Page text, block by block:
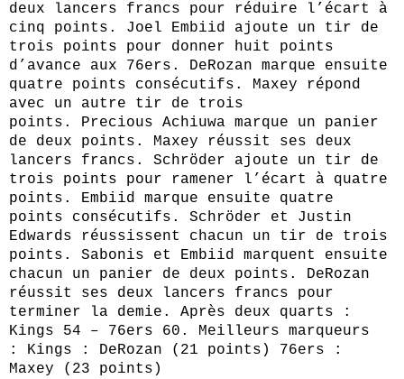
deux lancers francs pour réduire l’écart à
cinq points. Joel Embiid ajoute un tir de
trois points pour donner huit points
d’avance aux 76ers. DeRozan marque ensuite
quatre points consécutifs. Maxey répond
avec un autre tir de trois
points. Precious Achiuwa marque un panier
de deux points. Maxey réussit ses deux
lancers francs. Schröder ajoute un tir de
trois points pour ramener l’écart à quatre
points. Embiid marque ensuite quatre
points consécutifs. Schröder et Justin
Edwards réussissent chacun un tir de trois
points. Sabonis et Embiid marquent ensuite
chacun un panier de deux points. DeRozan
réussit ses deux lancers francs pour
terminer la demie. Après deux quarts :
Kings 54 – 76ers 60. Meilleurs marqueurs
: Kings : DeRozan (21 points) 76ers :
Maxey (23 points)